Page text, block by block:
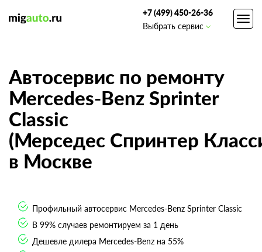
+7 (499) 450-26-36
Выбрать сервис
Автосервис по ремонту
Mercedes-Benz Sprinter
Classic
(Мерседес Спринтер
в Москве
Профильный автосервис Mercedes-Benz Sprinter Classic
В 99% случаев ремонтируем за 1 день
Дешевле дилера Mercedes-Benz на 55%